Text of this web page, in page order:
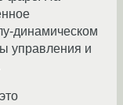
динамическом
управления и